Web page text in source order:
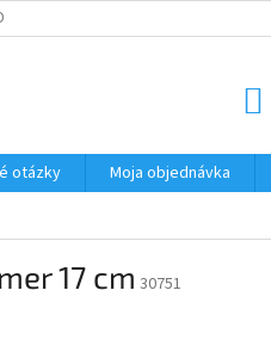
OOÚ
otázky Moja objednávka
17 cm 30751